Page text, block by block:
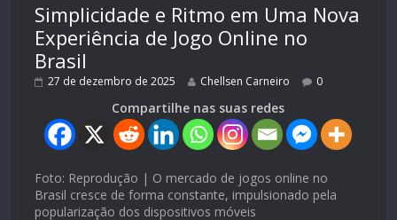
Simplicidade e Ritmo em Uma Nova
Experiência de Jogo Online no
Brasil
27 de dezembro de 2025 Chellsen Carneiro 0
Compartilhe nas suas redes
Foto: Reprodução | O mercado de jogos online no
Brasil cresce de forma constante, impulsionado pela
popularização dos dispositivos móveis